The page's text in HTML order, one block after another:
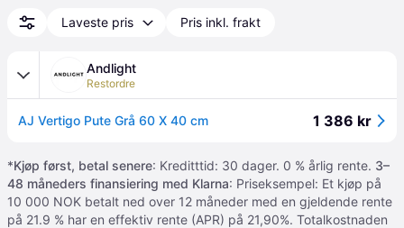
Laveste pris Pris inkl. frakt
Andlight
Restordre
AJ Vertigo Pute Grå 60 X 40 cm 1 386 kr
*Kjøp først, betal senere: Kreditttid: 30 dager. 0 % årlig rente. 3–
48 måneders finansiering med Klarna: Priseksempel: Et kjøp på
10 000 NOK betalt ned over 12 måneder med en gjeldende rente
på 21.9 % har en effektiv rente (APR) på 21,90%. Totalkostnaden